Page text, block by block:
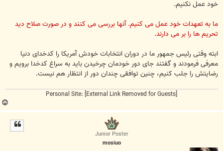
خود عمل نکنیم.
ما به تعهدات خود عمل می کنیم. آنها بررسی می کنند و در صورت صلاح دید
تحریم ها را بر می دارند.
ابته وقتی رئیس جمهور ما در دوران انتخابات خودش آمریکا را کدخدای دنیا
معرفی فرمودند و گفتند جای دور خودمان چرخیدن باید به سراغ کدخدا برویم و
رضایتش را جلب کنیم، چنین توافقی چندان دور از انتظار هم نیست.
Personal Site:[External Link Removed for Guests]
ب
ا
Junior Poster
mosiuo